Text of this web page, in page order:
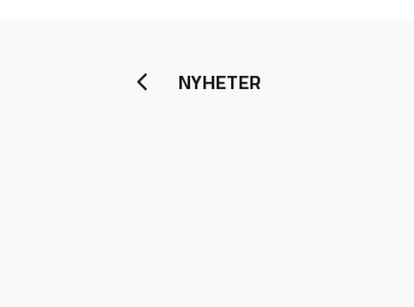
NYHETER